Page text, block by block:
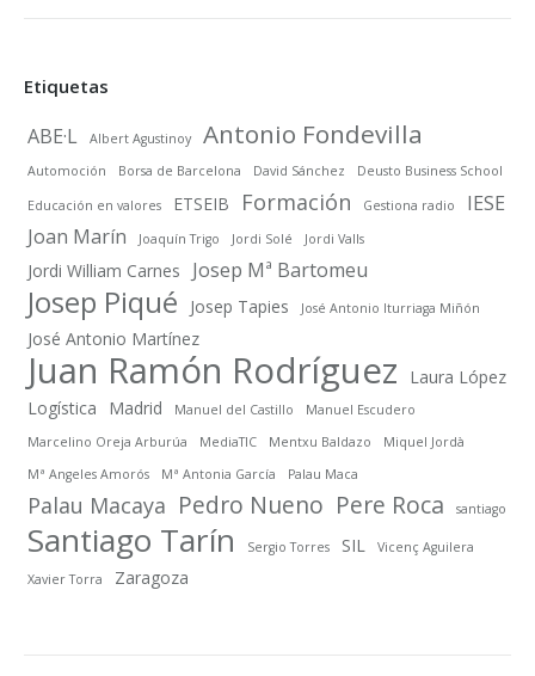
Etiquetas
ABE·L Albert Agustinoy Antonio Fondevilla
Automoción Borsa de Barcelona David Sánchez Deusto Business School
Educación en valores ETSEIB Formación Gestiona radio
IESE
Joan Marín
Joaquín Trigo Jordi Solé Jordi Valls
Jordi William Carnes Josep Mª Bartomeu
Josep Piqué Josep Tapies José Antonio Iturriaga Miñón
José Antonio Martínez
Juan Ramón Rodríguez
Laura López
Logística
Madrid Manuel del Castillo
Manuel Escudero
Marcelino Oreja Arburúa
MediaTIC Mentxu Baldazo
Miquel Jordà
Mª Angeles Amorós
Mª Antonia García Palau Maca
Palau Macaya Pedro Nueno Pere Roca santiago
Santiago Tarín Sergio Torres SIL
Vicenç Aguilera
Xavier Torra
Zaragoza